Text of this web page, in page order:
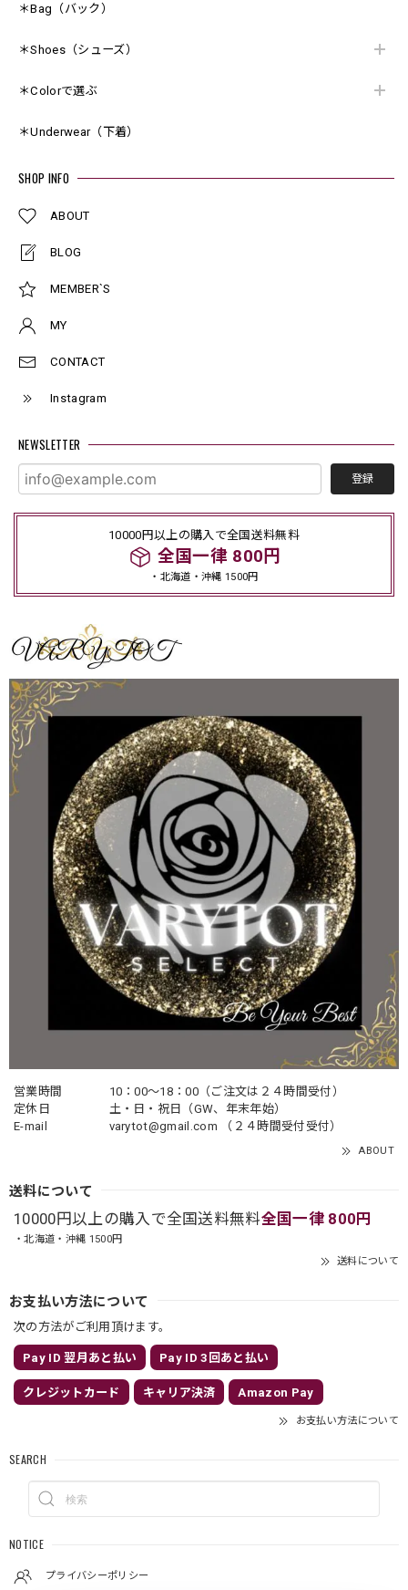
＊Bag（バック）
＊Shoes（シューズ）
＊Colorで選ぶ
＊Underwear（下着）
SHOP INFO
ABOUT
BLOG
MEMBER`S
MY
CONTACT
Instagram
NEWSLETTER
登録
10000円以上の購入で全国送料無料
全国一律 800円
・北海道・沖縄 1500円
営業時間
10：00〜18：00（ご注文は２４時間受付）
定休日
土・日・祝日（GW、年末年始）
E-mail
varytot@gmail.com （２４時間受付受付）
ABOUT
送料について
10000円以上の購入で全国送料無料全国一律 800円
・北海道・沖縄 1500円
送料について
お支払い方法について
次の方法がご利用頂けます。
Pay ID 翌月あと払い Pay ID 3回あと払い
クレジットカード キャリア決済 Amazon Pay
お支払い方法について
SEARCH
NOTICE
プライバシーポリシー